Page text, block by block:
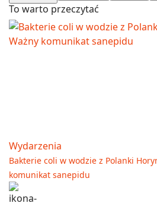
To warto przeczytać
Wydarzenia
Bakterie coli w wodzie z Polanki
komunikat sanepidu